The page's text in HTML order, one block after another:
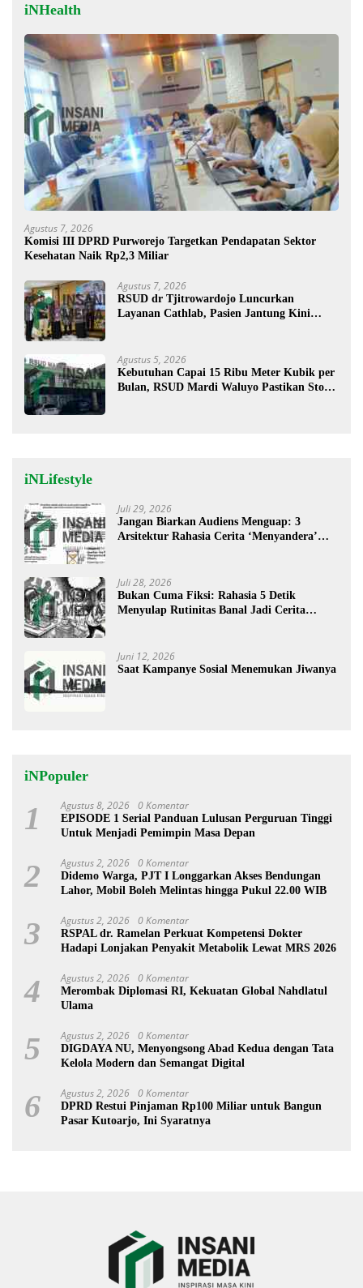
iNHealth
Agustus 7, 2026
Komisi III DPRD Purworejo Targetkan Pendapatan Sektor
Kesehatan Naik Rp2,3 Miliar
Agustus 7, 2026
RSUD dr Tjitrowardojo Luncurkan
Layanan Cathlab, Pasien Jantung Kini
Agustus 5, 2026
Kebutuhan Capai 15 Ribu Meter Kubik per
Bulan, RSUD Mardi Waluyo Pastikan Stok
iNLifestyle
Juli 29, 2026
Jangan Biarkan Audiens Menguap: 3
Arsitektur Rahasia Cerita ‘Menyandera’
Juli 28, 2026
Bukan Cuma Fiksi: Rahasia 5 Detik
Menyulap Rutinitas Banal Jadi Cerita
Juni 12, 2026
Saat Kampanye Sosial Menemukan Jiwanya
iNPopuler
1 Agustus 8, 2026 0 Komentar
EPISODE 1 Serial Panduan Lulusan Perguruan Tinggi
Untuk Menjadi Pemimpin Masa Depan
2 Agustus 2, 2026 0 Komentar
Didemo Warga, PJT I Longgarkan Akses Bendungan
Lahor, Mobil Boleh Melintas hingga Pukul 22.00 WIB
3 Agustus 2, 2026 0 Komentar
RSPAL dr. Ramelan Perkuat Kompetensi Dokter
Hadapi Lonjakan Penyakit Metabolik Lewat MRS 2026
4 Agustus 2, 2026 0 Komentar
Merombak Diplomasi RI, Kekuatan Global Nahdlatul
Ulama
5 Agustus 2, 2026 0 Komentar
DIGDAYA NU, Menyongsong Abad Kedua dengan Tata
Kelola Modern dan Semangat Digital
6 Agustus 2, 2026 0 Komentar
DPRD Restui Pinjaman Rp100 Miliar untuk Bangun
Pasar Kutoarjo, Ini Syaratnya